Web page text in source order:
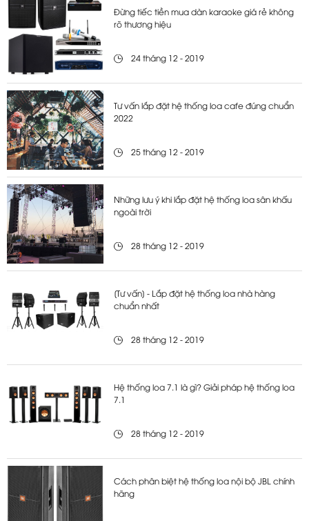
Đừng tiếc tiền mua dàn karaoke giá rẻ không
rõ thương hiệu
24 tháng 12 - 2019
Tư vấn lắp đặt hệ thống loa cafe đúng chuẩn
2022
25 tháng 12 - 2019
Những lưu ý khi lắp đặt hệ thống loa sân khấu
ngoài trời
28 tháng 12 - 2019
[Tư vấn] - Lắp đặt hệ thống loa nhà hàng
chuẩn nhất
28 tháng 12 - 2019
Hệ thống loa 7.1 là gì? Giải pháp hệ thống loa
7.1
28 tháng 12 - 2019
Cách phân biệt hệ thống loa nội bộ JBL chính
hãng